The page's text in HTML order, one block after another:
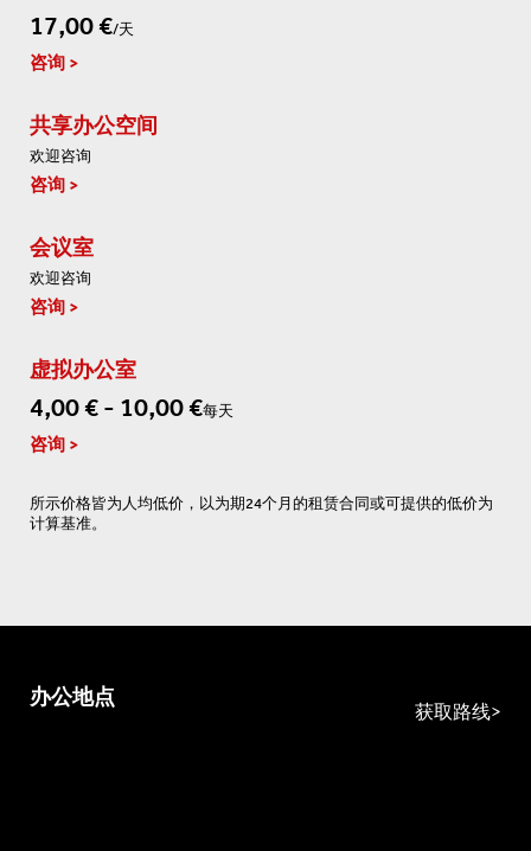
17,00 €/天
咨询
共享办公空间
欢迎咨询
咨询
会议室
欢迎咨询
咨询
虚拟办公室
4,00 € - 10,00 €每天
咨询
所示价格皆为人均低价，以为期24个月的租赁合同或可提供的低价为
计算基准。
办公地点
获取路线